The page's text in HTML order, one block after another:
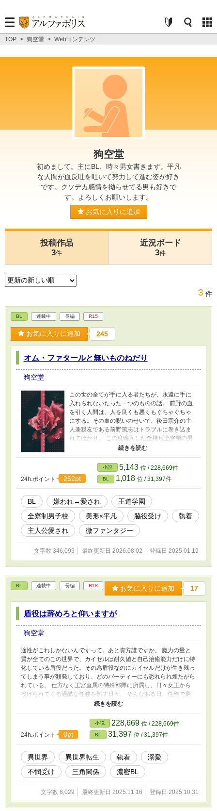
TOP > 狗空堂 > Webコンテンツ
狗空堂
初めまして。主にBL、時々男女書きます。平凡
な人間が血反吐を吐いて努力して進む姿が好き
です。クソデカ感情を拗らせてる男も好きで
す。よろしくお願いします。
お気に入りに追加
投稿作品
3件
近況ボード
3件
3 件
BL 連載中 長編 R15
お気に入りに追加 245
オム・ファタールと無いものねだり
狗空堂
この世の全てが手に入る者たちが、永遠に手に
入れられないたった一つのものの話。 前野の血
を引く人間は、人を良くも悪くもぐちゃぐちゃ
にする。その血の呪いのせいで、後田宗介の主
人兼親友である前野篤志はトラブルに巻き込ま
れてばかり。 この度編入した金持ち全寮制の男
子校では、学園を牽引する眉目秀麗で優秀な生
徒ばかり惹きつけて学内風紀を乱す日々。どう
やら篤志の一挙手一投足は『大衆に求められす
ぎる』天才たちの心に刺さって抜けないらし
い。 天才たちは蟻の如く篤志に群がるし、それ
を快く思わない天才たちのファンからはやっか
みを買うし、でも主人は毎日能天気だし。 そん
な主人を全てのものから護る為、今日も宗介は
全方向に噛み付きながら学生生活を奔走する。
これは、天才の影に隠れたとるに足らない凡人
が、凡人なりに走り続けて少しずつ認められ愛
されていく話。 2025.10.30 第13回ＢＬ大賞に
参加しています。応援していただけると嬉しい
です。 ※王道学園の脇役受け。 ※主人公は従者
います。 ※嫌われ(?)→愛されですが、全員が従
者を愛すわけではありません。 ※呪いとかが平
然と存在しているので若干ファンタジーです。
で、至らぬ点がありましたらご指摘いただけま
24h.ポイント 262pt
小説 5,143 位 / 228,669件
BL 1,018 位 / 31,397件
BL 嫌われ→愛され
王道学園
全寮制男子校
美形×平凡 脇役受け
執着
主人公愛され
微ファンタジー
文字数 346,093 最終更新日 2026.08.02 登録日 2025.01.19
BL 連載中 長編 R18 お気に入りに追加 17
盾役は辞めろと仰いますが
狗空堂
適性がこれしかないんですって。あと貴方誰ですか。 魔力の量と
質が全てのこの世界で、カイセルは耐久値と自己治癒能力だけに特
化している盾役だった。その為盾役なのにカイセルだけが生き残っ
てしまう事が頻発しており、どのパーティーにも恐れられ煙たがら
れている。 仕方なく王宮直属の特殊部隊に所属し、日々女王から
投げられてくる過酷な任務を熟す日々。 そんなある日、任務で窮
地に陥り、流石に死を覚悟したカイセルだったが、そこに救援にや
って来たのは若くして名を馳せる美貌の魔術騎士・ハインリヒ。
「――なんで、何でアンタは『また』そんな役回りをやってい
る……！」 どうやらカイセルを知っている様子のハインリヒに訳
も分からぬまま囲い込まれ、その炎のような執着と愛を一身に受け
ることになるが……。 並々ならぬ執着と愛を注いでくるハインリ
ヒだが、その目の奥では自分ではない誰かを重ねていることを理解
していくカイセル。お前の胸に空いた穴は、俺の形をしているの
か。 これは失い続けた二人の男が、【愛の落としどころ】を探す
タイトルは性描写がある予定です。 一部軽めのグロ描写がありま
24h.ポイント 0pt
小説 228,669 位 / 228,669件
BL 31,397 位 / 31,397件
異世界 異世界転生 執着
溺愛
不憫受け
三角関係 濃密BL
文字数 6,029 最終更新日 2025.11.16 登録日 2025.10.31